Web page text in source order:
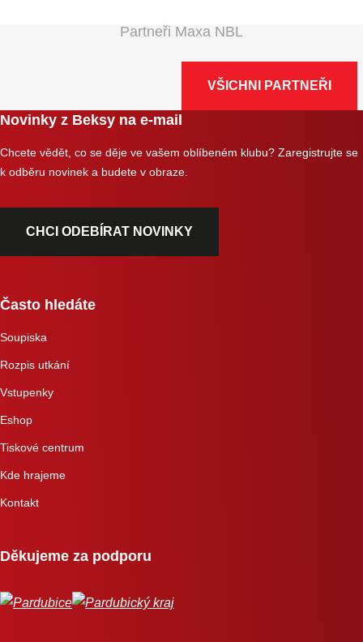
Partneři Maxa NBL
VŠICHNI PARTNEŘI
Novinky z Beksy na e-mail
Chcete vědět, co se děje ve vašem oblíbeném klubu? Zaregistrujte se
k odběru novinek a budete v obraze.
CHCI ODEBÍRAT NOVINKY
Často hledáte
Soupiska
Rozpis utkání
Vstupenky
Eshop
Tiskové centrum
Kde hrajeme
Kontakt
Děkujeme za podporu